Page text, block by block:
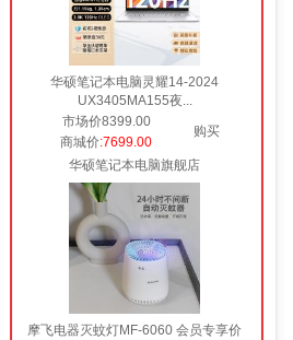
华硕笔记本电脑灵耀14-2024
UX3405MA155夜...
市场价8399.00
购买
商城价:7699.00
华硕笔记本电脑旗舰店
摩飞电器灭蚊灯MF-6060 会员专享价